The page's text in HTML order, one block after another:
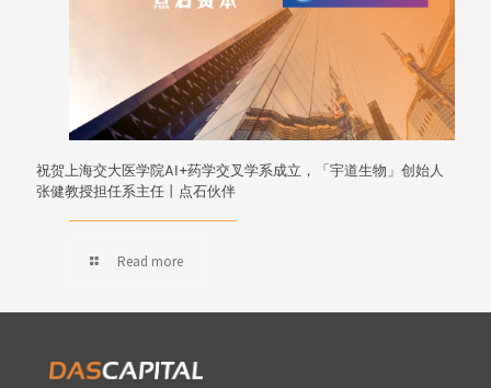
祝贺上海交大医学院AI+药学交叉学系成立，「宇道生物」创始人
张健教授担任系主任丨点石伙伴
Read more